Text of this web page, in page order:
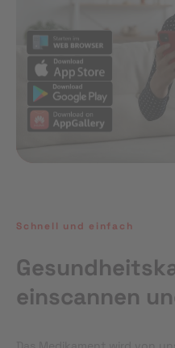
Schnell und einfach
einscannen